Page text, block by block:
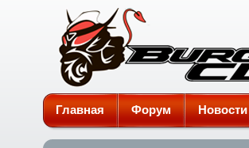
Burgman-Club
Главная Форум Новости